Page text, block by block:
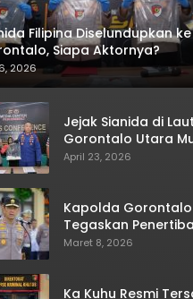
Filipina Diselundupkan ke
Siapa Aktornya?
2026
Jejak Sianida di Laut
Gorontalo Utara
Terkuak
April 23, 2026
Kapolda Gorontalo
Tegaskan
Terus Berjalan
Maret 8, 2026
Ka Kuhu Resmi